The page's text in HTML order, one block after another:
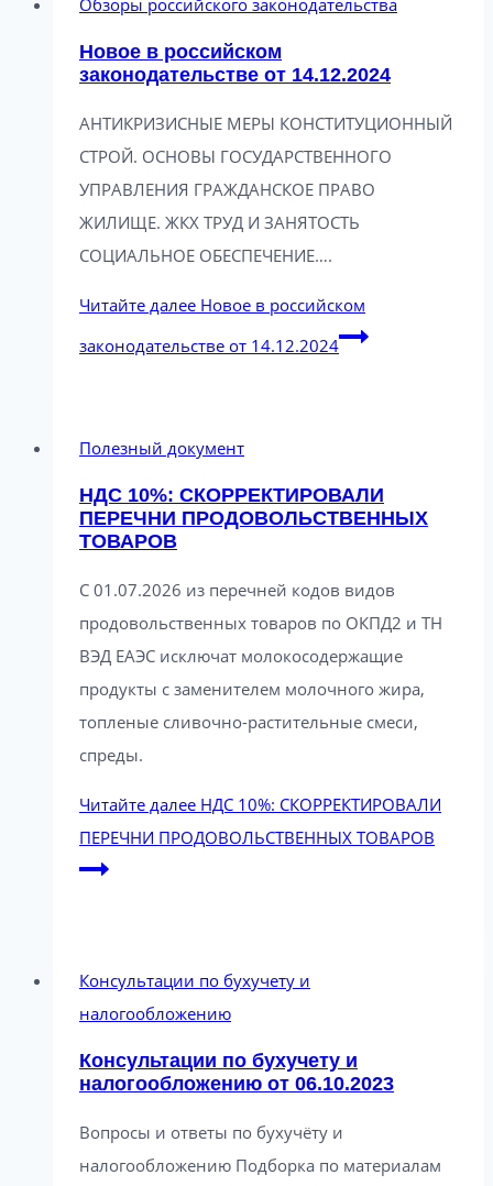
Обзоры российского законодательства
Новое в российском
законодательстве от 14.12.2024
АНТИКРИЗИСНЫЕ МЕРЫ КОНСТИТУЦИОННЫЙ
СТРОЙ. ОСНОВЫ ГОСУДАРСТВЕННОГО
УПРАВЛЕНИЯ ГРАЖДАНСКОЕ ПРАВО
ЖИЛИЩЕ. ЖКХ ТРУД И ЗАНЯТОСТЬ
СОЦИАЛЬНОЕ ОБЕСПЕЧЕНИЕ….
Читайте далее Новое в российском
законодательстве от 14.12.2024
Полезный документ
НДС 10%: СКОРРЕКТИРОВАЛИ
ПЕРЕЧНИ ПРОДОВОЛЬСТВЕННЫХ
ТОВАРОВ
С 01.07.2026 из перечней кодов видов
продовольственных товаров по ОКПД2 и ТН
ВЭД ЕАЭС исключат молокосодержащие
продукты с заменителем молочного жира,
топленые сливочно-растительные смеси,
спреды.
Читайте далее НДС 10%: СКОРРЕКТИРОВАЛИ
ПЕРЕЧНИ ПРОДОВОЛЬСТВЕННЫХ ТОВАРОВ
Консультации по бухучету и
налогообложению
Консультации по бухучету и
налогообложению от 06.10.2023
Вопросы и ответы по бухучёту и
налогообложению Подборка по материалам